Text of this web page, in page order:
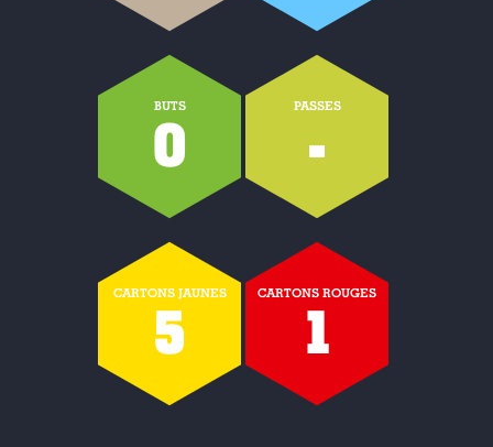
BUTS
0
PASSES
-
CARTONS JAUNES
5
CARTONS ROUGES
1